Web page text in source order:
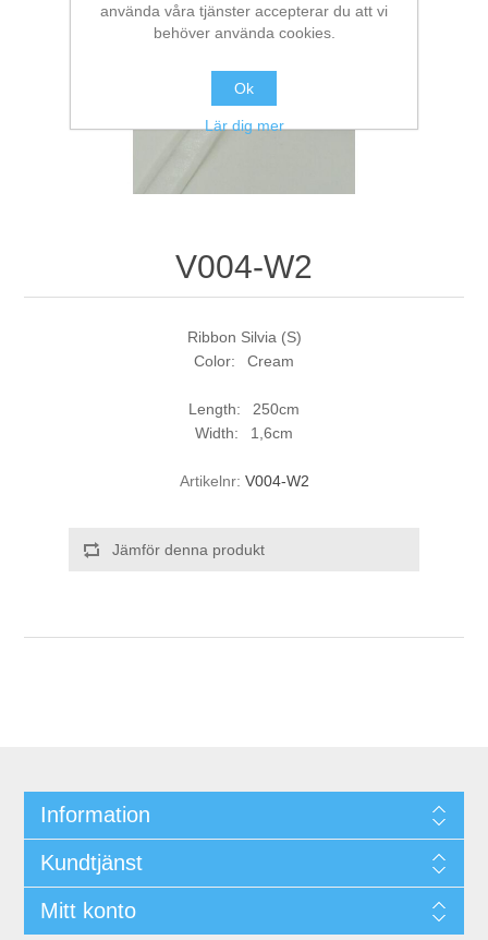
V004-W2
Ribbon Silvia (S)
Color: Cream
Length: 250cm
Width: 1,6cm
Artikelnr: V004-W2
Jämför denna produkt
Information
Kundtjänst
Mitt konto
använda våra tjänster accepterar du att vi
behöver använda cookies.
Ok
Lär dig mer